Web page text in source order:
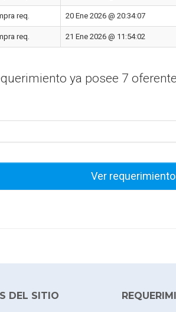
req. 20 Ene 2026 @ 20:34:07
req. 21 Ene 2026 @ 11:54:02
ya posee 7
Ver
DEL SITIO